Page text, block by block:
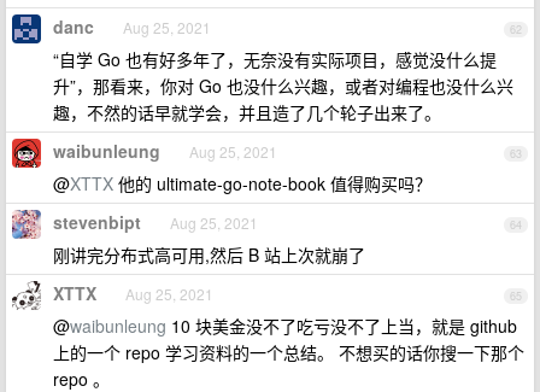
62
danc Aug 25, 2021
“自学 Go 也有好多年了，无奈没有实际项目，感觉没什么提
升”，那看来，你对 Go 也没什么兴趣，或者对编程也没什么兴
趣，不然的话早就学会，并且造了几个轮子出来了。
63
waibunleung Aug 25, 2021
@XTTX 他的 ultimate-go-note-book 值得购买吗？
64
stevenbipt Aug 25, 2021
刚讲完分布式高可用,然后 B 站上次就崩了
65
XTTX Aug 25, 2021
@waibunleung 10 块美金没不了吃亏没不了上当，就是 github
上的一个 repo 学习资料的一个总结。 不想买的话你搜一下那个
repo 。